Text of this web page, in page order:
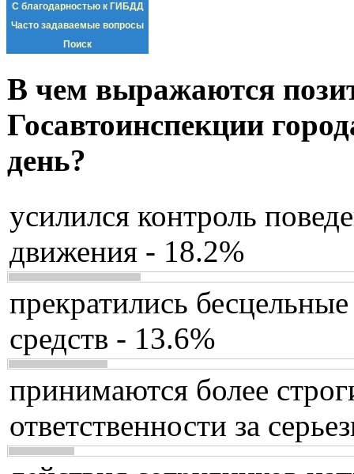
С благодарностью к ГИБДД
Часто задаваемые вопросы
Поиск
В чем выражаются
Госавтоинспекции
день?
усилился контроль
движения - 18.2%
прекратились
средств - 13.6%
принимаются более
ответственности за